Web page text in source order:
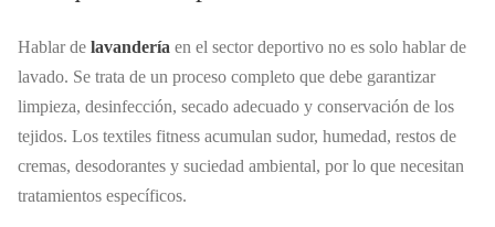
Hablar de lavandería en el sector deportivo no es solo hablar de
lavado. Se trata de un proceso completo que debe garantizar
limpieza, desinfección, secado adecuado y conservación de los
tejidos. Los textiles fitness acumulan sudor, humedad, restos de
cremas, desodorantes y suciedad ambiental, por lo que necesitan
tratamientos específicos.